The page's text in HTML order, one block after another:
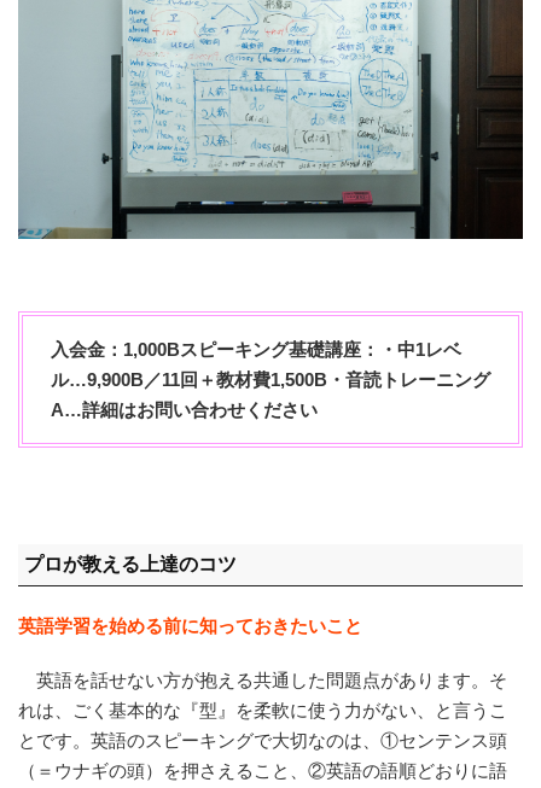
入会金：1,000Bスピーキング基礎講座：・中1レベ
ル…9,900B／11回＋教材費1,500B・音読トレーニング
A…詳細はお問い合わせください
プロが教える上達のコツ
英語学習を始める前に知っておきたいこと
英語を話せない方が抱える共通した問題点があります。そ
れは、ごく基本的な『型』を柔軟に使う力がない、と言うこ
とです。英語のスピーキングで大切なのは、①センテンス頭
（＝ウナギの頭）を押さえること、②英語の語順どおりに語